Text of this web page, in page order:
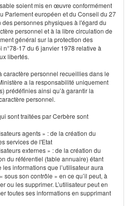
soient mis en œuvre conformément
Parlement européen et du Conseil du 27
personnes physiques à l'égard du
personnel et à la libre circulation de
général sur la protection des
n°78-17 du 6 janvier 1978 relative à
libertés.
caractère personnel recueillies dans le
a la responsabilité uniquement
prédéfinies ainsi qu’à garantir la
personnel.
sont traitées par Cerbère sont
agents » : de la création du
services de l'Etat
externes » : de la création du
du référentiel (table annuaire) étant
informations que l’utilisateur aura
sous son contrôle » en ce qu’il peut, à
ou les supprimer. L’utilisateur peut en
toutes ses informations en supprimant